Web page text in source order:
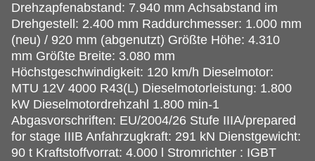
Drehzapfenabstand: 7.940 mm Achsabstand im
Drehgestell: 2.400 mm Raddurchmesser: 1.000 mm
(neu) / 920 mm (abgenutzt) Größte Höhe: 4.310
mm Größte Breite: 3.080 mm
Höchstgeschwindigkeit: 120 km/h Dieselmotor:
MTU 12V 4000 R43(L) Dieselmotorleistung: 1.800
kW Dieselmotordrehzahl 1.800 min-1
Abgasvorschriften: EU/2004/26 Stufe IIIA/prepared
for stage IIIB Anfahrzugkraft: 291 kN Dienstgewicht:
90 t Kraftstoffvorrat: 4.000 l Stromrichter : IGBT